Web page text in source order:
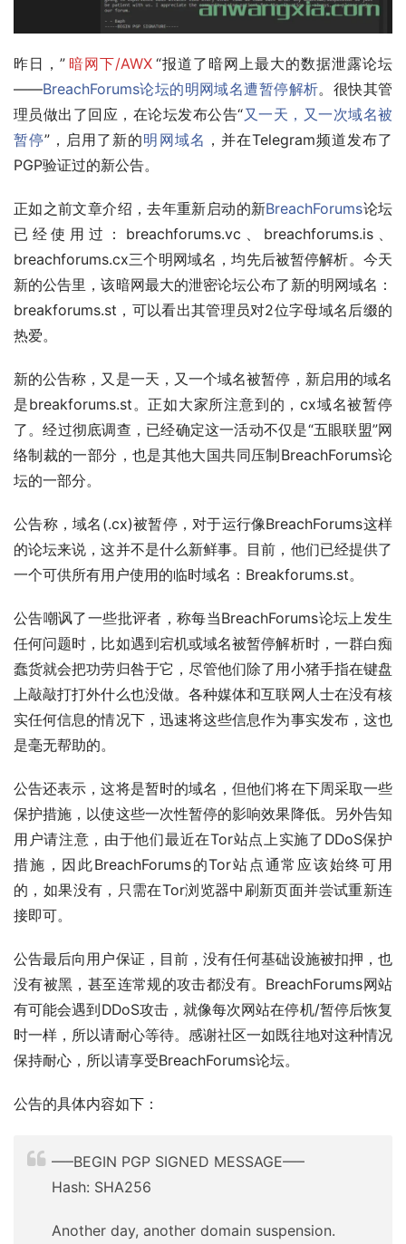
昨日，” 暗网下/AWX “报道了暗网上最大的数据泄露论坛
——BreachForums论坛的明网域名遭暂停解析。很快其管
理员做出了回应，在论坛发布公告“又一天，又一次域名被
暂停”，启用了新的明网域名 ，并在Telegram频道发布了
PGP验证过的新公告。
正如之前文章介绍，去年重新启动的新BreachForums论坛
已经使用过：breachforums.vc、breachforums.is、
breachforums.cx三个明网域名，均先后被暂停解析。今天
新的公告里，该暗网最大的泄密论坛公布了新的明网域名：
breakforums.st，可以看出其管理员对2位字母域名后缀的
热爱。
新的公告称，又是一天，又一个域名被暂停，新启用的域名
是breakforums.st。正如大家所注意到的，cx域名被暂停
了。经过彻底调查，已经确定这一活动不仅是“五眼联盟”网
络制裁的一部分，也是其他大国共同压制BreachForums论
坛的一部分。
公告称，域名(.cx)被暂停，对于运行像BreachForums这样
的论坛来说，这并不是什么新鲜事。目前，他们已经提供了
一个可供所有用户使用的临时域名：Breakforums.st。
公告嘲讽了一些批评者，称每当BreachForums论坛上发生
任何问题时，比如遇到宕机或域名被暂停解析时，一群白痴
蠢货就会把功劳归咎于它，尽管他们除了用小猪手指在键盘
上敲敲打打外什么也没做。各种媒体和互联网人士在没有核
实任何信息的情况下，迅速将这些信息作为事实发布，这也
是毫无帮助的。
公告还表示，这将是暂时的域名，但他们将在下周采取一些
保护措施，以使这些一次性暂停的影响效果降低。另外告知
用户请注意，由于他们最近在Tor站点上实施了DDoS保护
措施，因此BreachForums的Tor站点通常应该始终可用
的，如果没有，只需在Tor浏览器中刷新页面并尝试重新连
接即可。
公告最后向用户保证，目前，没有任何基础设施被扣押，也
没有被黑，甚至连常规的攻击都没有。BreachForums网站
有可能会遇到DDoS攻击，就像每次网站在停机/暂停后恢复
时一样，所以请耐心等待。感谢社区一如既往地对这种情况
保持耐心，所以请享受BreachForums论坛。
公告的具体内容如下：
—–BEGIN PGP SIGNED MESSAGE—–
Hash: SHA256
Another day, another domain suspension.